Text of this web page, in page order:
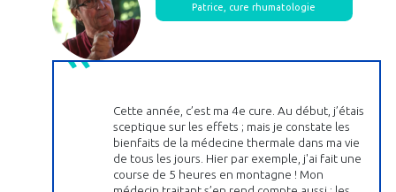
Patrice, cure rhumatologie
Cette année, c’est ma 4e cure. Au début, j’étais
sceptique sur les effets ; mais je constate les
bienfaits de la médecine thermale dans ma vie
de tous les jours. Hier par exemple, j'ai fait une
course de 5 heures en montagne ! Mon